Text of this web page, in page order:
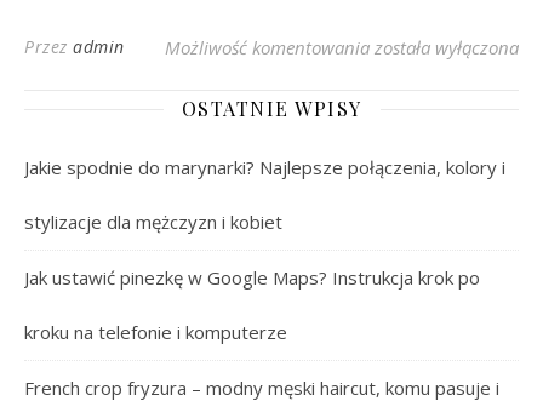
Przez admin Możliwość komentowania Irena Strasburger:
została wyłączona
OSTATNIE WPISY
Jakie spodnie do marynarki? Najlepsze połączenia, kolory i
stylizacje dla mężczyzn i kobiet
Jak ustawić pinezkę w Google Maps? Instrukcja krok po
kroku na telefonie i komputerze
French crop fryzura – modny męski haircut, komu pasuje i